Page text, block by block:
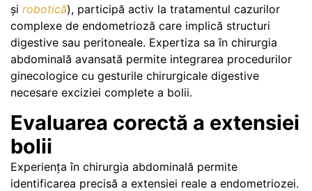
și robotică), participă activ la tratamentul cazurilor
complexe de endometrioză care implică structuri
digestive sau peritoneale. Expertiza sa în chirurgia
abdominală avansată permite integrarea procedurilor
ginecologice cu gesturile chirurgicale digestive
necesare exciziei complete a bolii.
Evaluarea corectă a extensiei
bolii
Experiența în chirurgia abdominală permite
identificarea precisă a extensiei reale a endometriozei.